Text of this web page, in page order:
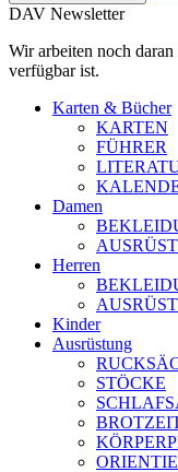
DAV Newsletter
Wir arbeiten noch
verfügbar ist.
Karten & Bücher
KARTEN
FÜHRER
Damen
Herren
Kinder
Ausrüstung
STÖCKE